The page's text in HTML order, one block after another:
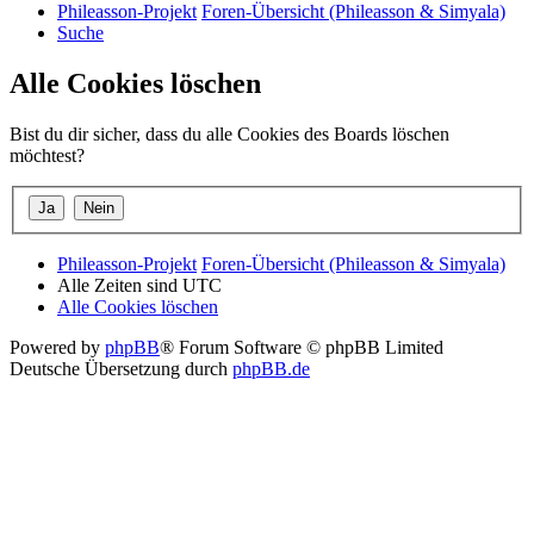
Phileasson-Projekt Foren-Übersicht (Phileasson & Simyala)
Suche
Alle Cookies löschen
Bist du dir sicher, dass du alle Cookies des Boards löschen
möchtest?
Phileasson-Projekt Foren-Übersicht (Phileasson & Simyala)
Alle Zeiten sind UTC
Alle Cookies löschen
Powered by phpBB® Forum Software © phpBB Limited
Deutsche Übersetzung durch phpBB.de